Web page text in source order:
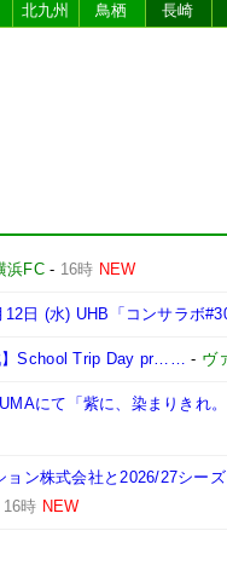
北九州 鳥栖 長崎
浜FC- 16時 NEW
12日 (水) UHB「コンサラボ
】School Trip Day pr…… - ヴ
にて「紫に、染まりきれ
ョン株式会社と2026/27シー
16時 NEW